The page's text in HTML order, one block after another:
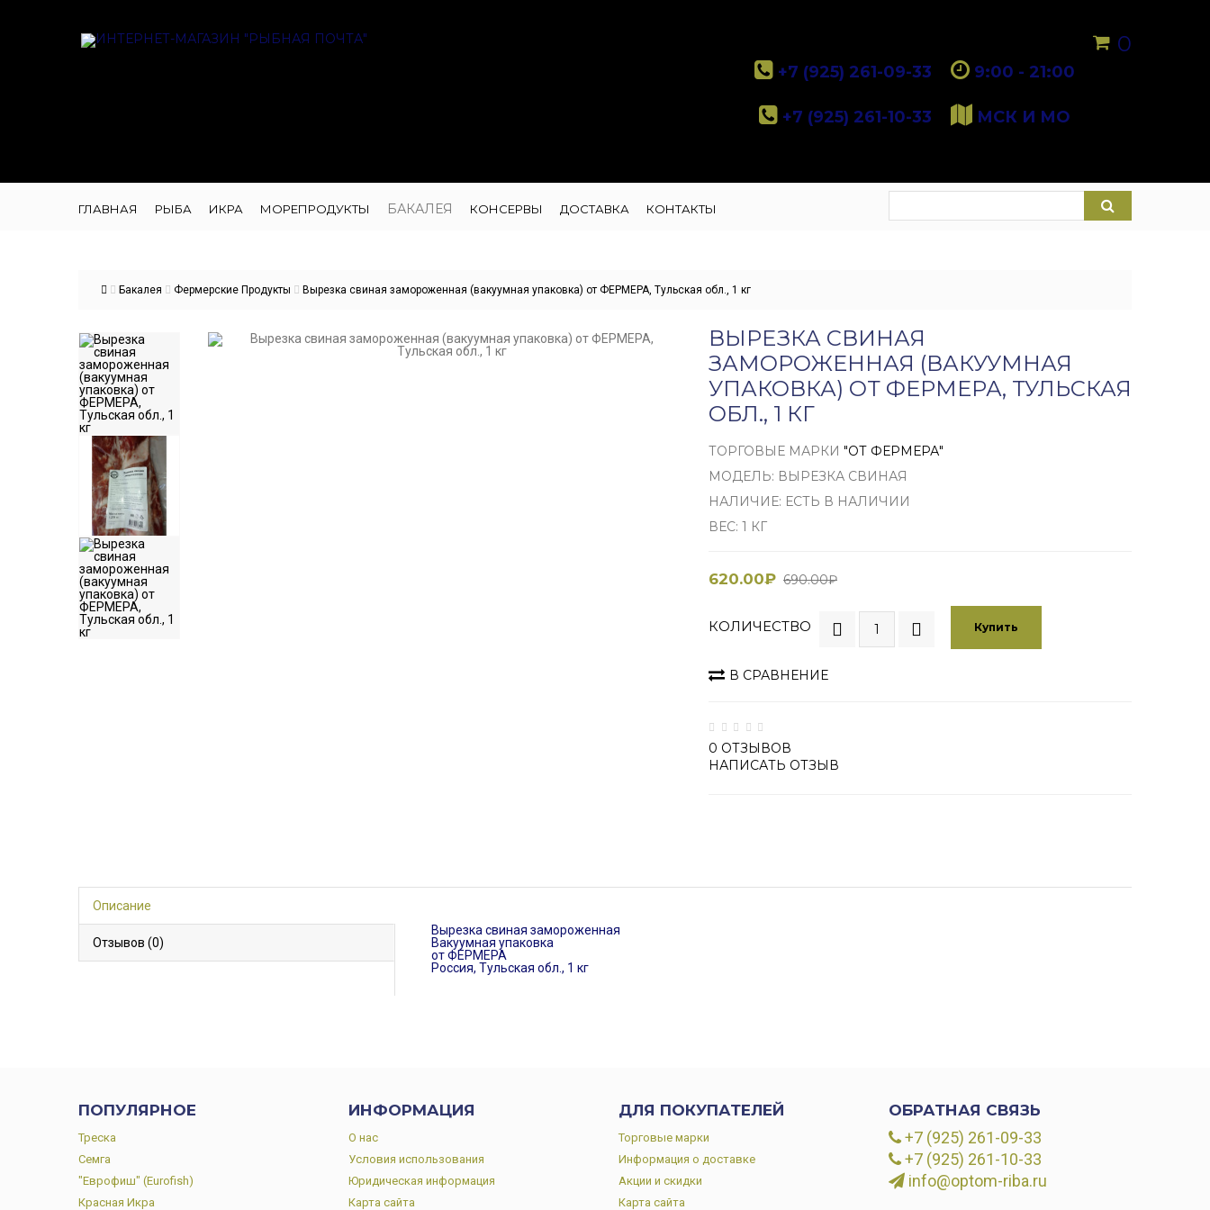
0
+7 (925) 261-09-33 9:00 - 21:00
+7 (925) 261-10-33 МСК И МО
ГЛАВНАЯ РЫБА ИКРА МОРЕПРОДУКТЫ БАКАЛЕЯ КОНСЕРВЫ ДОСТАВКА КОНТАКТЫ
Бакалея Фермерские Продукты Вырезка свиная замороженная (вакуумная упаковка) от ФЕРМЕРА, Тульская обл., 1 кг
ВЫРЕЗКА СВИНАЯ
ЗАМОРОЖЕННАЯ (ВАКУУМНАЯ
УПАКОВКА) ОТ ФЕРМЕРА, ТУЛЬСКАЯ
ОБЛ., 1 КГ
ТОРГОВЫЕ МАРКИ "ОТ ФЕРМЕРА"
МОДЕЛЬ: ВЫРЕЗКА СВИНАЯ
НАЛИЧИЕ: ЕСТЬ В НАЛИЧИИ
ВЕС: 1 КГ
620.00₽ 690.00₽
КОЛИЧЕСТВО Купить
В СРАВНЕНИЕ
0 ОТЗЫВОВ
НАПИСАТЬ ОТЗЫВ
Описание
Отзывов (0)
Вырезка свиная замороженная
Вакуумная упаковка
от ФЕРМЕРА
Россия, Тульская обл., 1 кг
ПОПУЛЯРНОЕ
Треска
Семга
"Еврофиш" (Eurofish)
Красная Икра
ИНФОРМАЦИЯ
О нас
Условия использования
Юридическая информация
Карта сайта
ДЛЯ ПОКУПАТЕЛЕЙ
Торговые марки
Информация о доставке
Акции и скидки
Карта сайта
ОБРАТНАЯ СВЯЗЬ
+7 (925) 261-09-33
+7 (925) 261-10-33
info@optom-riba.ru